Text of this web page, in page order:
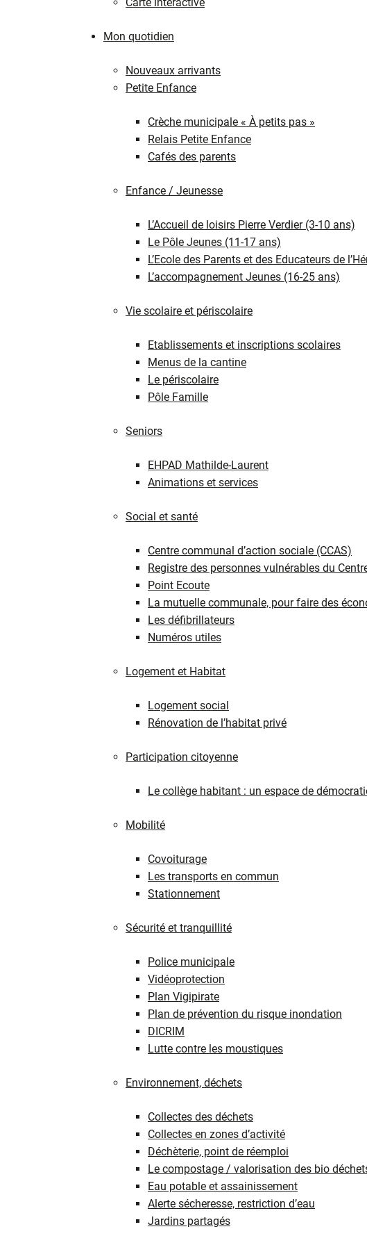
Mon quotidien
Nouveaux arrivants
Petite Enfance
Crèche municipale « À petits pas »
Relais Petite Enfance
Cafés des parents
Enfance / Jeunesse
L’Accueil de loisirs Pierre Verdier (3-10 ans)
Le Pôle Jeunes (11-17 ans)
L’Ecole des Parents et des Educateurs de
L’accompagnement Jeunes (16-25 ans)
Vie scolaire et périscolaire
Etablissements et inscriptions scolaires
Menus de la cantine
Le périscolaire
Pôle Famille
Seniors
EHPAD Mathilde-Laurent
Animations et services
Social et santé
Centre communal d’action sociale (CCAS)
Registre des personnes vulnérables du
Point Ecoute
La mutuelle communale, pour faire des
Les défibrillateurs
Numéros utiles
Logement et Habitat
Logement social
Rénovation de l’habitat privé
Participation citoyenne
Le collège habitant : un espace de
Mobilité
Covoiturage
Les transports en commun
Stationnement
Sécurité et tranquillité
Police municipale
Vidéoprotection
Plan Vigipirate
Plan de prévention du risque inondation
DICRIM
Lutte contre les moustiques
Environnement, déchets
Collectes des déchets
Collectes en zones d’activité
Déchèterie, point de réemploi
Le compostage / valorisation des bio
Eau potable et assainissement
Alerte sécheresse, restriction d’eau
Jardins partagés